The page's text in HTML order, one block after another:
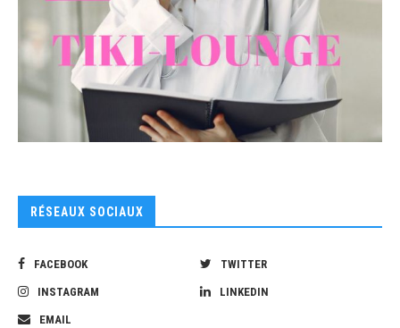
RÉSEAUX SOCIAUX
FACEBOOK TWITTER
INSTAGRAM LINKEDIN
EMAIL